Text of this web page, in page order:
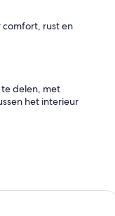
comfort, rust en
delen, met
het interieur
van een
met 4 slaapkamers